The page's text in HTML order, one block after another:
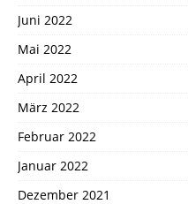
Juni 2022
Mai 2022
April 2022
März 2022
Februar 2022
Januar 2022
Dezember 2021